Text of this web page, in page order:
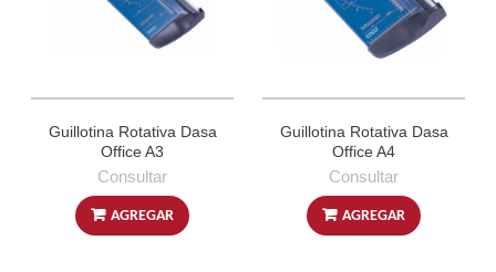
Guillotina Rotativa Dasa
Office A3
Consultar
AGREGAR
Guillotina Rotativa Dasa
Office A4
Consultar
AGREGAR